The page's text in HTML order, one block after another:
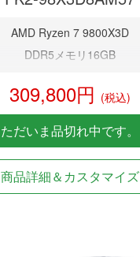
AMD Ryzen 7 9800X3D
DDR5メモリ16GB
NVMeSSD 1TB
Windows11 Home 64bit
309,800円 (税込)
ただいま品切れ中です。
商品詳細＆カスタマイズ